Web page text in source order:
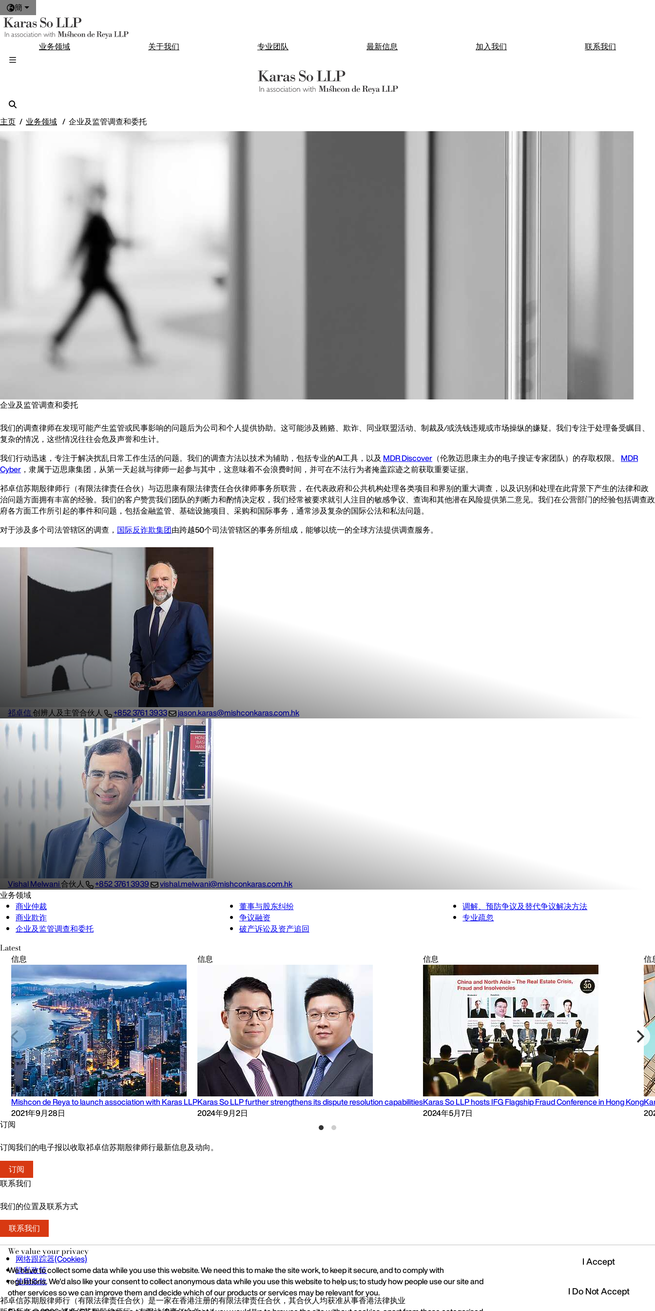
簡
业务领域 关于我们 专业团队 最新信息 加入我们 联系我们
主页 业务领域 企业及监管调查和委托
企业及监管调查和委托
我们的调查律师在发现可能产生监管或民事影响的问题后为公司和个人提供协助。这可能涉及贿赂、欺诈、同业联盟活动、制裁及⁄或洗钱违规或市场操纵的嫌疑。我们专注于处理备受瞩目、
复杂的情况，这些情况往往会危及声誉和生计。
我们行动迅速，专注于解决扰乱日常工作生活的问题。我们的调查方法以技术为辅助，包括专业的AI工具，以及 MDR Discover （伦敦迈思康主办的电子搜证专家团队）的存取权限。 MDR
Cyber ，隶属于迈思康集团，从第一天起就与律师一起参与其中，这意味着不会浪费时间，并可在不法行为者掩盖踪迹之前获取重要证据。
祁卓信苏期殷律师行（有限法律责任合伙）与迈思康有限法律责任合伙律师事务所联营， 在代表政府和公共机构处理各类项目和界别的重大调查，以及识别和处理在此背景下产生的法律和政
治问题方面拥有丰富的经验。我们的客户赞赏我们团队的判断力和酌情决定权，我们经常被要求就引人注目的敏感争议、查询和其他潜在风险提供第二意见。我们在公营部门的经验包括调查政
府各方面工作所引起的事件和问题，包括金融监管、基础设施项目、采购和国际事务，通常涉及复杂的国际公法和私法问题。
对于涉及多个司法管辖区的调查， 国际反诈欺集团由跨越50个司法管辖区的事务所组成，能够以统一的全球方法提供调查服务。
祁卓信创辨人及主管合伙人 +852 3761 3933 jason.karas@mishconkaras.com.hk
Vishal Melwani合伙人 +852 3761 3939
vishal.melwani@mishconkaras.com.hk
业务领域
商业仲裁
商业欺诈
企业及监管调查和委托
董事与股东纠纷
争议融资
破产诉讼及资产追回
调解、预防争议及替代争议解决方法
专业疏忽
Latest
信息
Mishcon de Reya to launch association with Karas LLP
2021年9月28日
信息
Karas So LLP further strengthens its dispute resolution capabilities
2024年9月2日
信息
Karas So LLP hosts IFG Flagship Fraud Conference in Hong Kong
2024年5月7日
信
订阅
订阅我们的电子报以收取祁卓信苏期殷律师行最新信息及动向。
订阅
联系我们
我们的位置及联系方式
联系我们
网络跟踪器(Cookies)
隐私政策
使用条款
祁卓信苏期殷律师行（有限法律责任合伙）是一家在香港注册的有限法律责任合伙，其合伙人均获准从事香港法律执业
We value your privacy
We have to collect some data while you use this website. We need this to make the site work, to keep it secure, and to comply with
regulations. We'd also like your consent to collect anonymous data while you use this website to help us; to study how people use our site and
other services so we can improve them and decide which of our products or services may be relevant for you.
I Accept
I Do Not Accept
We value your privacy AcceptRecommended